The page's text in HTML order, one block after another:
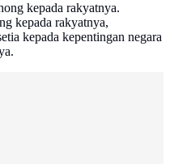
kepada rakyatnya.
kepada rakyatnya,
kepada kepentingan negara